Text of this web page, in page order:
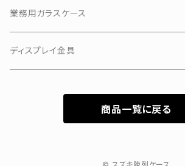
業務用ガラスケース
KKKアルミアップケース
カラーフレーム3Hガラスショーケース
ディスプレイ金具
商品一覧に戻る